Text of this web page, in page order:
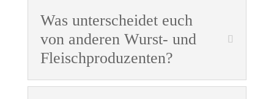
Was unterscheidet euch
von anderen Wurst- und
Fleischproduzenten?